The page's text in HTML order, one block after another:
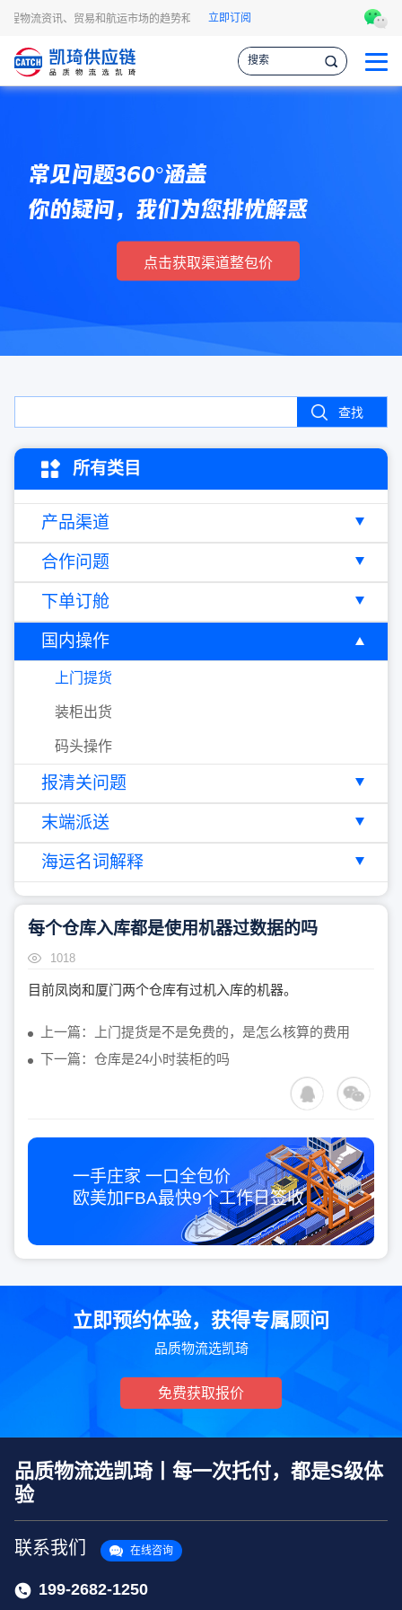
物流资讯、贸易和航运市场的趋势和最新事件，让您掌握各种情报，作出更明智
立即订阅
常见问题360°涵盖
你的疑问，我们为您排忧解惑
点击获取渠道整包价
查找
所有类目
产品渠道
合作问题
下单订舱
国内操作
上门提货
装柜出货
码头操作
报清关问题
末端派送
海运名词解释
每个仓库入库都是使用机器过数据的吗
1018
目前凤岗和厦门两个仓库有过机入库的机器。
上一篇：上门提货是不是免费的，是怎么核算的费用
下一篇：仓库是24小时装柜的吗
一手庄家 一口全包价
欧美加FBA最快9个工作日签收
立即预约体验，获得专属顾问
品质物流选凯琦
免费获取报价
品质物流选凯琦丨每一次托付，都是S级体
验
联系我们 在线咨询
199-2682-1250